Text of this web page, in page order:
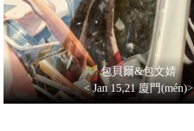
包貝爾&包文婧
< Jan 15,21 廈門(mén)>